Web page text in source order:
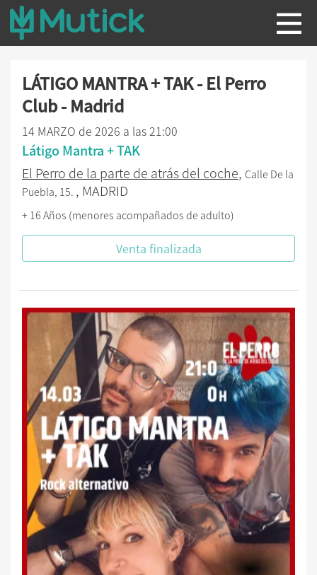
LÁTIGO MANTRA + TAK - El Perro
Club - Madrid
14 MARZO de 2026 a las 21:00
Látigo Mantra + TAK
El Perro de la parte de atrás del coche, Calle De la
Puebla, 15. , MADRID
+ 16 Años (menores acompañados de adulto)
Venta finalizada